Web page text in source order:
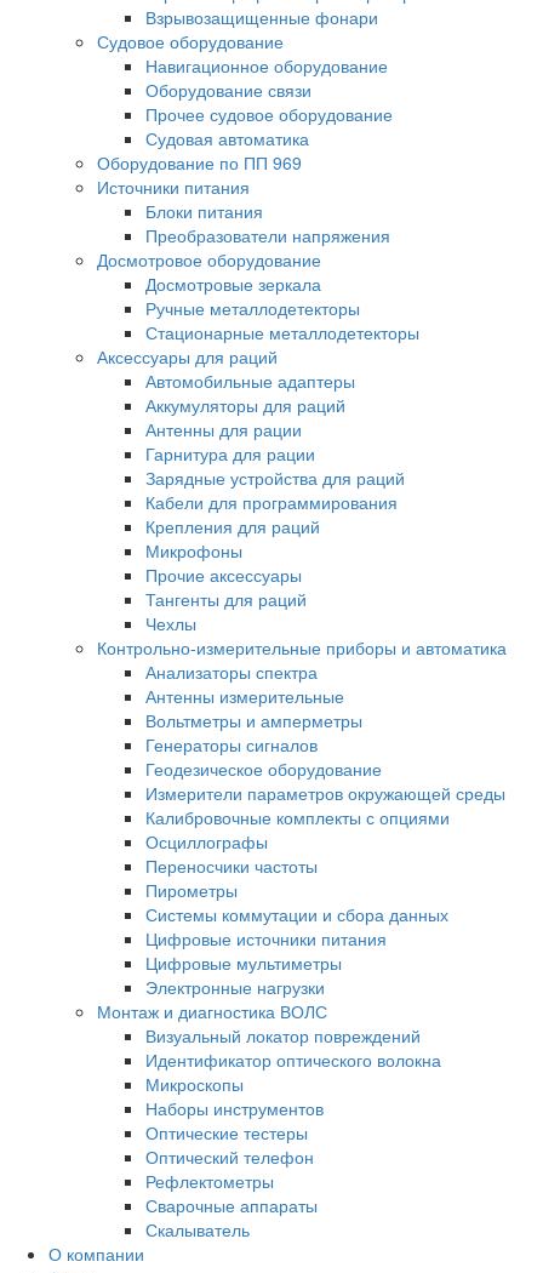
Взрывозащищенные фонари
Судовое оборудование
Навигационное оборудование
Оборудование связи
Прочее судовое оборудование
Судовая автоматика
Оборудование по ПП 969
Источники питания
Блоки питания
Преобразователи напряжения
Досмотровое оборудование
Досмотровые зеркала
Ручные металлодетекторы
Стационарные металлодетекторы
Аксессуары для раций
Автомобильные адаптеры
Аккумуляторы для раций
Антенны для рации
Гарнитура для рации
Зарядные устройства для раций
Кабели для программирования
Крепления для раций
Микрофоны
Прочие аксессуары
Тангенты для раций
Чехлы
Контрольно-измерительные приборы и автоматика
Анализаторы спектра
Антенны измерительные
Вольтметры и амперметры
Генераторы сигналов
Геодезическое оборудование
Измерители параметров окружающей среды
Калибровочные комплекты с опциями
Осциллографы
Переносчики частоты
Пирометры
Системы коммутации и сбора данных
Цифровые источники питания
Цифровые мультиметры
Электронные нагрузки
Монтаж и диагностика ВОЛС
Визуальный локатор повреждений
Идентификатор оптического волокна
Микроскопы
Наборы инструментов
Оптические тестеры
Оптический телефон
Рефлектометры
Сварочные аппараты
Скалыватель
О компании